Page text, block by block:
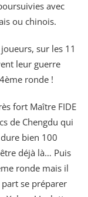
avec
ou chinois.
sur les 11
leur guerre
ronde !
fort Maître FIDE
de Chengdu qui
bien 100
déjà là… Puis
ronde mais il
se préparer